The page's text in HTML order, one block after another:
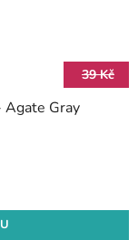
39 Kč
Gray